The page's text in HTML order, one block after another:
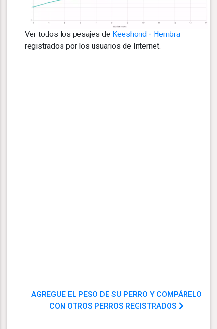
Ver todos los pesajes de Keeshond - Hembra
registrados por los usuarios de Internet.
AGREGUE EL PESO DE SU PERRO Y COMPÁRELO
CON OTROS PERROS REGISTRADOS